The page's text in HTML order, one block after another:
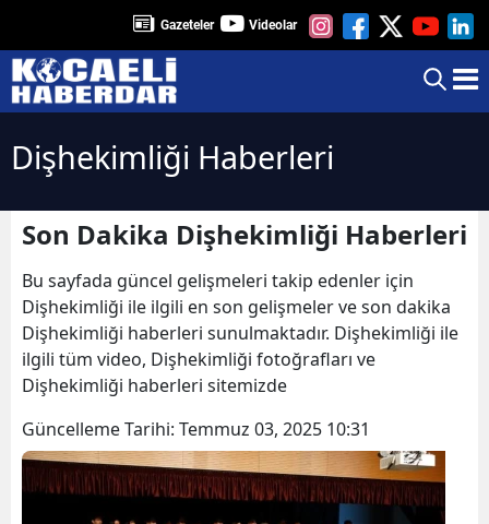
Gazeteler Videolar
Dişhekimliği Haberleri
Son Dakika Dişhekimliği Haberleri
Bu sayfada güncel gelişmeleri takip edenler için
Dişhekimliği ile ilgili en son gelişmeler ve son dakika
Dişhekimliği haberleri sunulmaktadır. Dişhekimliği ile
ilgili tüm video, Dişhekimliği fotoğrafları ve
Dişhekimliği haberleri sitemizde
Güncelleme Tarihi: Temmuz 03, 2025 10:31